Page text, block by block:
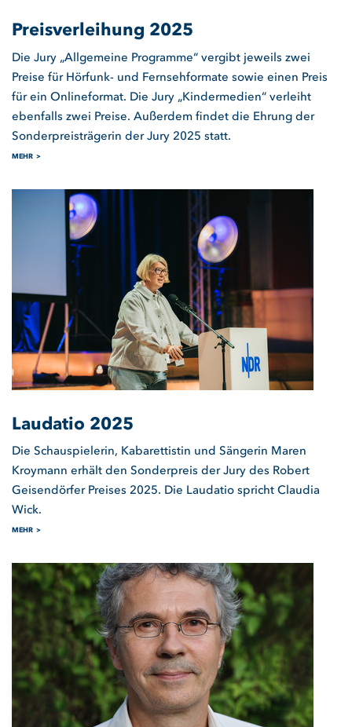
Preisverleihung 2025
Die Jury „Allgemeine Programme“ vergibt jeweils zwei
Preise für Hörfunk- und Fernsehformate sowie einen Preis
für ein Onlineformat. Die Jury „Kindermedien“ verleiht
ebenfalls zwei Preise. Außerdem findet die Ehrung der
Sonderpreisträgerin der Jury 2025 statt.
MEHR
Laudatio 2025
Die Schauspielerin, Kabarettistin und Sängerin Maren
Kroymann erhält den Sonderpreis der Jury des Robert
Geisendörfer Preises 2025. Die Laudatio spricht Claudia
Wick.
MEHR